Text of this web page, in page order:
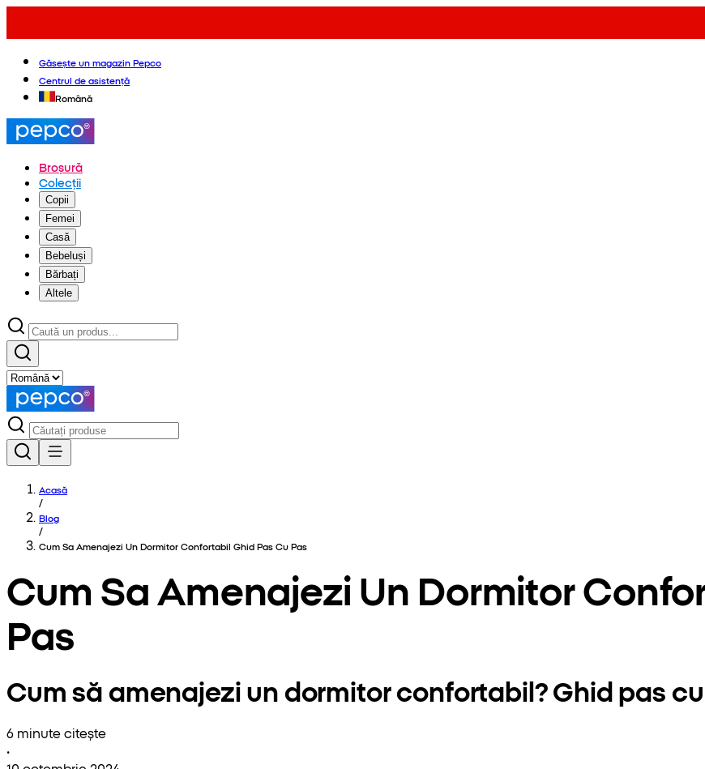
Găsește un magazin Pepco
Centrul de asistență
Română
Broșură
Colecții
Copii
Femei
Casă
Bebeluși
Bărbați
Altele
Acasă
/
Blog
/
Cum Sa Amenajezi Un Dormitor Confortabil Ghid Pas Cu Pas
Cum Sa Amenajezi Un Dormitor
Pas
Cum să amenajezi un dormitor confortabil? Ghid pas
6 minute citește
•